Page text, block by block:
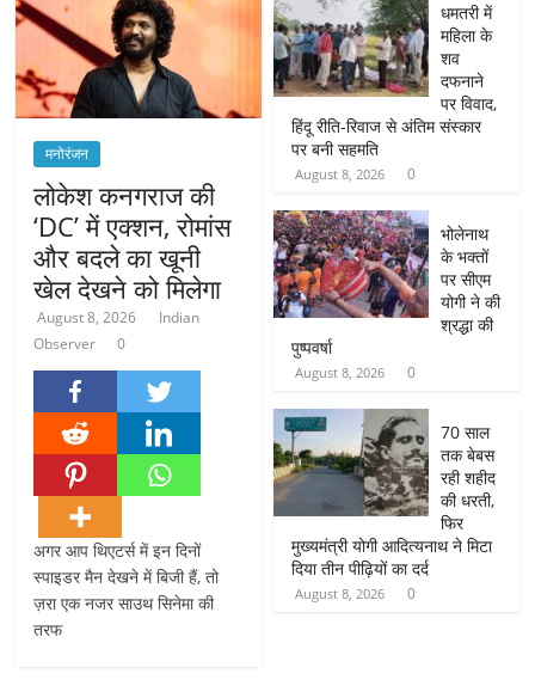
मनोरंजन
लोकेश कनगराज की
‘DC’ में एक्शन, रोमांस
और बदले का खूनी
खेल देखने को मिलेगा
August 8, 2026
Indian
Observer
0
अगर आप थिएटर्स में इन दिनों
स्पाइडर मैन देखने में बिजी हैं, तो
ज़रा एक नजर साउथ सिनेमा की
तरफ
धमतरी में
महिला के
शव
दफनाने
पर विवाद,
हिंदू रीति-रिवाज से अंतिम संस्कार
पर बनी सहमति
August 8, 2026 0
भोलेनाथ
के भक्तों
पर सीएम
योगी ने की
श्रद्धा की
पुष्पवर्षा
August 8, 2026 0
70 साल
तक बेबस
रही शहीद
की धरती,
फिर
मुख्यमंत्री योगी आदित्यनाथ ने मिटा
दिया तीन पीढ़ियों का दर्द
August 8, 2026 0